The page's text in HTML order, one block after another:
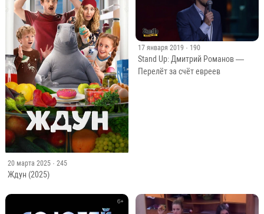
20 марта 2025 · 245
Ждун (2025)
17 января 2019 · 190
Stand Up: Дмитрий Романов —
Перелёт за счёт евреев